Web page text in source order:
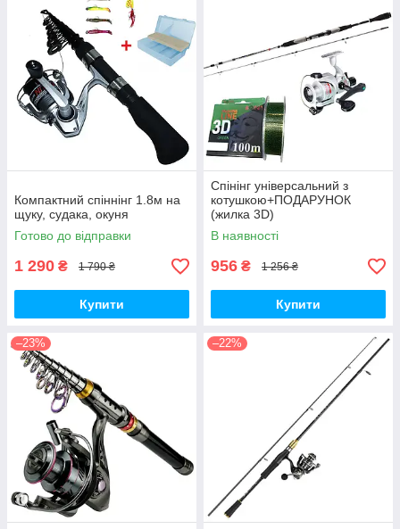
Компактний спіннінг 1.8м на
щуку, судака, окуня
Готово до відправки
1 290 ₴ 1 790 ₴
Купити
Спінінг універсальний з
котушкою+ПОДАРУНОК
(жилка 3D)
В наявності
956 ₴ 1 256 ₴
Купити
–23% –22%